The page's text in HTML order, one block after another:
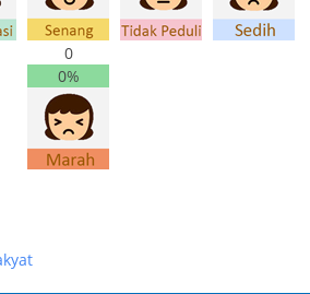
0
0%